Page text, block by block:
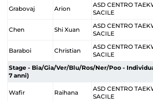
Grabovaj Arion
ASD CENTRO
SACILE
Chen Shi Xuan
ASD CENTRO
SACILE
Baraboi Christian
ASD CENTRO
SACILE
Stage - Bia/Gia/Ver/Blu/Ros/Ner/Poo -
7 anni)
Wafir Raihana
ASD CENTRO
SACILE